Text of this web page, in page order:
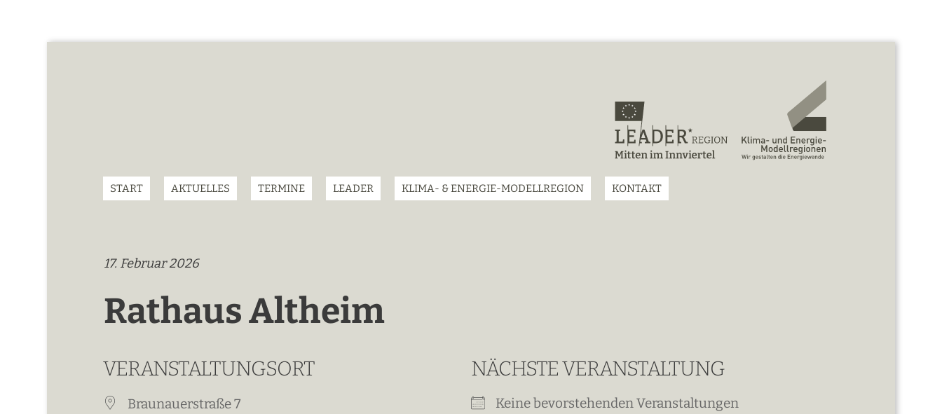
START AKTUELLES TERMINE LEADER KLIMA- & ENERGIE-MODELLREGION KONTAKT
17. Februar 2026
Rathaus Altheim
VERANSTALTUNGSORT
Braunauerstraße 7
NÄCHSTE VERANSTALTUNG
Keine bevorstehenden Veranstaltungen